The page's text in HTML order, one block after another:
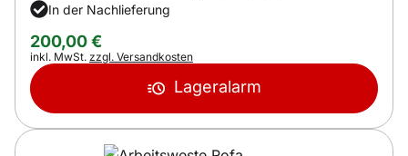
In der Nachlieferung
200,00€
Steuerhinweis:
inkl. MwSt. zzgl. Versandkosten
Lageralarm